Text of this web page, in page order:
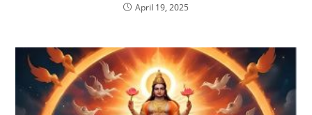
April 19, 2025